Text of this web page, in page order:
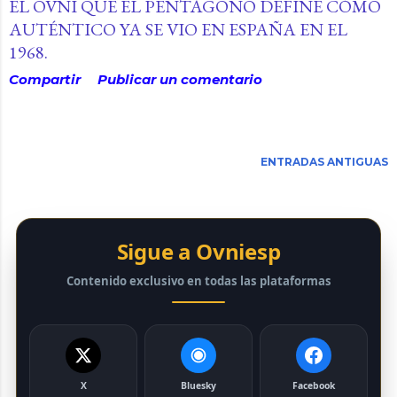
EL OVNI QUE EL PENTÁGONO DEFINE CÓMO
AUTÉNTICO YA SE VIO EN ESPAÑA EN EL
1968.
Compartir Publicar un comentario
ENTRADAS ANTIGUAS
Sigue a Ovniesp
Contenido exclusivo en todas las plataformas
X Bluesky Facebook